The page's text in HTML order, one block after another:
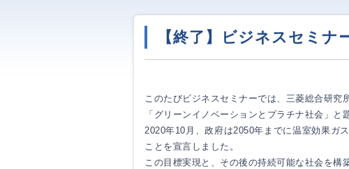
【終了】ビジネスセミ
このたびビジネスセミナーでは、三菱総合研
「グリーンイノベーションとプラチナ社会」と
2020年10月、政府は2050年までに温室効果ガ
ことを宣言しました。
この目標実現と、その後の持続可能な社会を構